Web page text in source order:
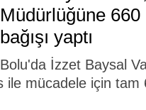
Müdürlüğüne
bağışı yaptı
Bolu'da İzzet Baysal
mücadele için tam